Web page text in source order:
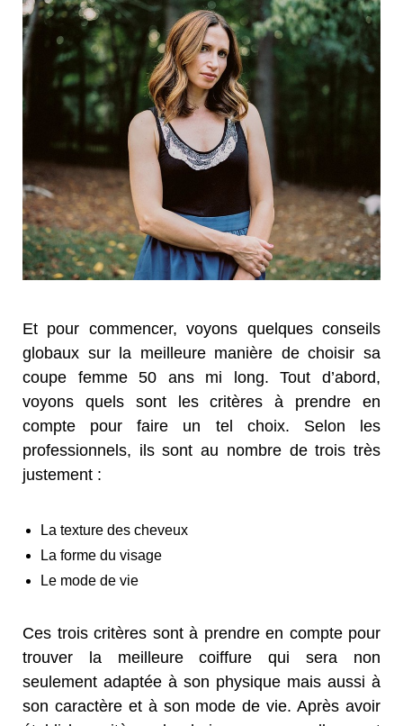
Et pour commencer, voyons quelques conseils
globaux sur la meilleure manière de choisir sa
coupe femme 50 ans mi long. Tout d’abord,
voyons quels sont les critères à prendre en
compte pour faire un tel choix. Selon les
professionnels, ils sont au nombre de trois très
justement :
La texture des cheveux
La forme du visage
Le mode de vie
Ces trois critères sont à prendre en compte pour
trouver la meilleure coiffure qui sera non
seulement adaptée à son physique mais aussi à
son caractère et à son mode de vie. Après avoir